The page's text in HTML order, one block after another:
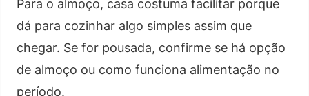
Para o almoço, casa costuma facilitar porque
dá para cozinhar algo simples assim que
chegar. Se for pousada, confirme se há opção
de almoço ou como funciona alimentação no
período.